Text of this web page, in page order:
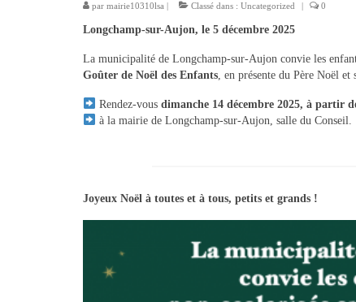
par mairie10310lsa | Classé dans : Uncategorized | 0
Longchamp-sur-Aujon, le 5 décembre 2025
La municipalité de Longchamp-sur-Aujon convie les
Goûter de Noël des Enfants, en présente du Père Noël et
Rendez-vous dimanche 14 décembre 2025, à partir
à la mairie de Longchamp-sur-Aujon, salle du Conseil.
Joyeux Noël à toutes et à tous, petits et grands !